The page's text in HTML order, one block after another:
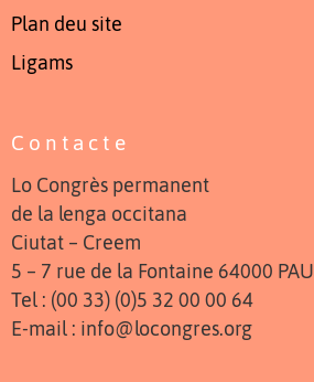
Plan deu site
Ligams
Contacte
Lo Congrès permanent
de la lenga occitana
Ciutat – Creem
5 – 7 rue de la Fontaine 64000 PAU
Tel : (00 33) (0)5 32 00 00 64
E-mail : info@locongres.org